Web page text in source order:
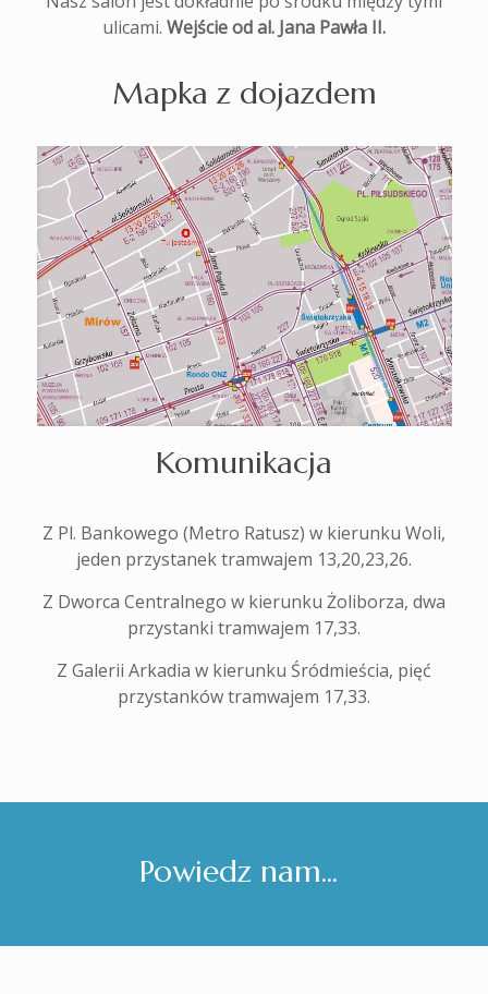
ulicami. Wejście od al. Jana Pawła II.
Mapka z dojazdem
Komunikacja
Z Pl. Bankowego (Metro Ratusz) w kierunku Woli,
jeden przystanek tramwajem 13,20,23,26.
Z Dworca Centralnego w kierunku Żoliborza, dwa
przystanki tramwajem 17,33.
Z Galerii Arkadia w kierunku Śródmieścia, pięć
przystanków tramwajem 17,33.
Powiedz nam...